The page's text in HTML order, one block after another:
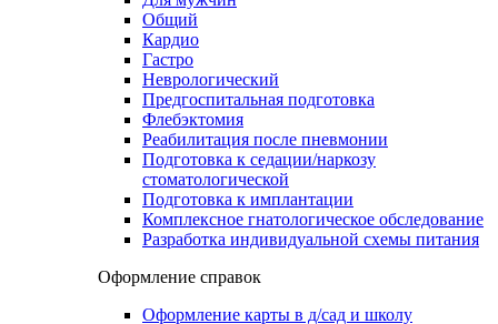
Общий
Кардио
Гастро
Неврологический
Предгоспитальная подготовка
Флебэктомия
Реабилитация после пневмонии
Подготовка к седации/наркозу
стоматологической
Подготовка к имплантации
Комплексное гнатологическое обследование
Разработка индивидуальной схемы питания
Оформление справок
Оформление карты в д/сад и школу